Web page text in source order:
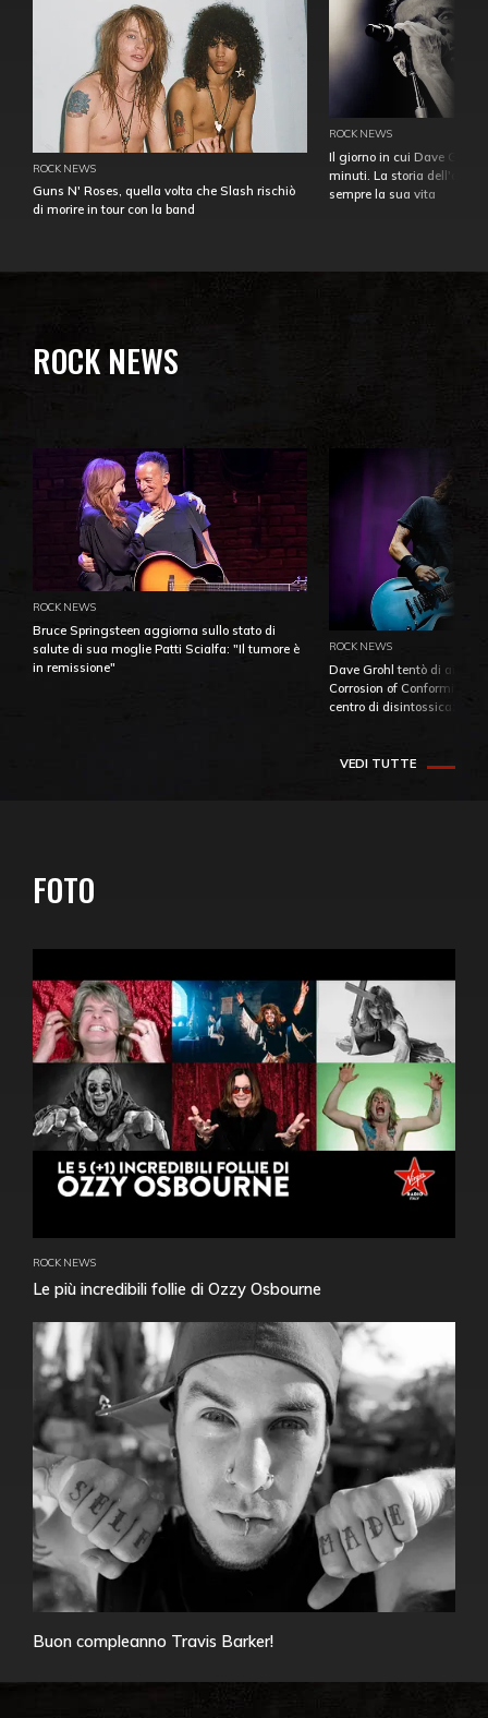
ROCK NEWS
Guns N' Roses, quella volta che Slash rischiò
di morire in tour con la band
ROCK NEWS
Il giorno in cui Dave
minuti. La storia
sempre la sua vita
ROCK NEWS
ROCK NEWS
Bruce Springsteen aggiorna sullo stato di
salute di sua moglie Patti Scialfa: "Il tumore è
in remissione"
ROCK NEWS
Dave Grohl tentò di
Corrosion of Conformity
centro di
VEDI TUTTE
FOTO
ROCK NEWS
Le più incredibili follie di Ozzy Osbourne
Buon compleanno Travis Barker!